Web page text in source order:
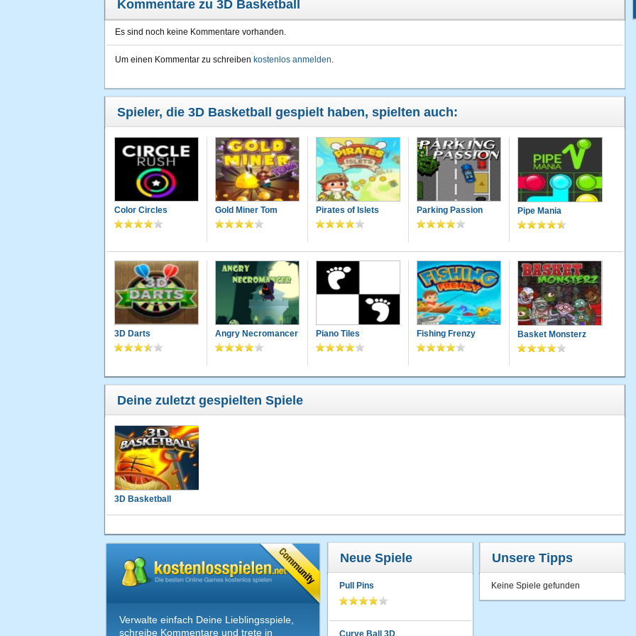
Kommentare zu 3D Basketball
Es sind noch keine Kommentare vorhanden.
Um einen Kommentar zu schreiben kostenlos anmelden.
Spieler, die 3D Basketball gespielt haben, spielten auch:
Color Circles Gold Miner Tom Pirates of Islets Parking Passion Pipe Mania
3D Darts Angry Necromancer Piano Tiles Fishing Frenzy Basket Monsterz
Deine zuletzt gespielten Spiele
3D Basketball
Verwalte einfach Deine Lieblingsspiele,
schreibe Kommentare und trete in
Neue Spiele
Pull Pins
Curve Ball 3D
Unsere Tipps
Keine Spiele gefunden